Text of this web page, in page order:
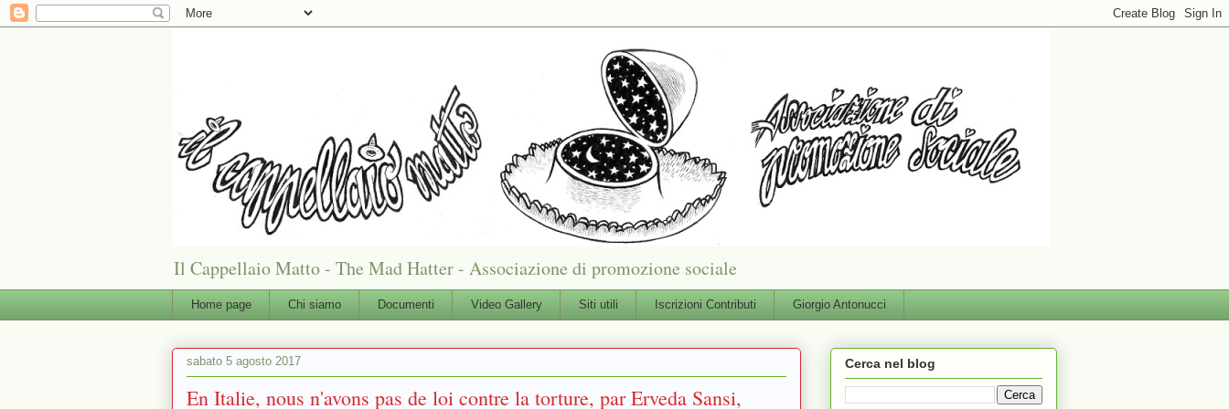
Il Cappellaio Matto - The Mad Hatter - Associazione di promozione sociale
Home page Chi siamo Documenti Video Gallery Siti utili Iscrizioni Contributi Giorgio Antonucci
sabato 5 agosto 2017
En Italie, nous n'avons pas de loi contre la torture, par Erveda Sansi,
Cerca nel blog